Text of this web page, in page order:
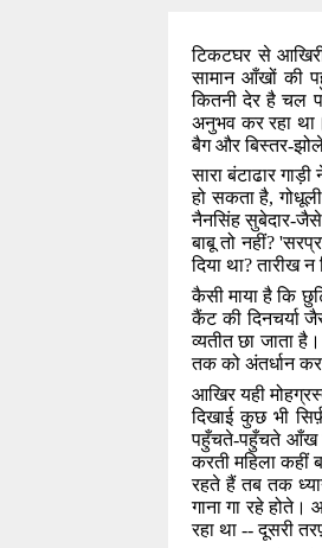
टिकटघर से
सामान आँखों की
कितनी देर है चल
अनुभव कर रहा
बैग और बिस्तर-
सारा बंटाढार
हो सकता है,
नैनसिंह सुबेदार-
बाबू तो नहीं? '
दिया था?तारीख
कैसी माया है कि
कैंट की दिनचर्या
व्यतीत छा जाता
तक को अंतर्धान
आखिर यही
दिखाई कुछ भी
पहुँचते-पहुँचते आँख
करती महिला कहीं
रहते हैं तब तक
गाना गा रहे होते।
रहा था -- दूसरी